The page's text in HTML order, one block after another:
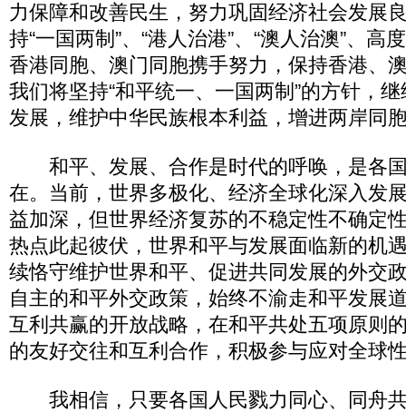
力保障和改善民生，努力巩固经济社会发展
持“一国两制”、“港人治港”、“澳人治澳”、高
香港同胞、澳门同胞携手努力，保持香港、
我们将坚持“和平统一、一国两制”的方针，
发展，维护中华民族根本利益，增进两岸同
和平、发展、合作是时代的呼唤，是各
在。当前，世界多极化、经济全球化深入发
益加深，但世界经济复苏的不稳定性不确定
热点此起彼伏，世界和平与发展面临新的机
续恪守维护世界和平、促进共同发展的外交
自主的和平外交政策，始终不渝走和平发展
互利共赢的开放战略，在和平共处五项原则
的友好交往和互利合作，积极参与应对全球
我相信，只要各国人民戮力同心、同舟